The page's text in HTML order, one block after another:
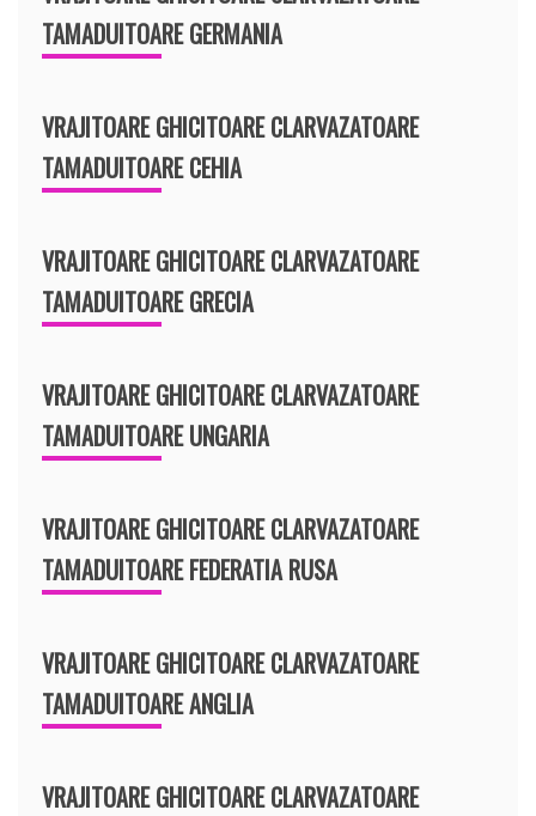
TAMADUITOARE GERMANIA
VRAJITOARE GHICITOARE CLARVAZATOARE
TAMADUITOARE CEHIA
VRAJITOARE GHICITOARE CLARVAZATOARE
TAMADUITOARE GRECIA
VRAJITOARE GHICITOARE CLARVAZATOARE
TAMADUITOARE UNGARIA
VRAJITOARE GHICITOARE CLARVAZATOARE
TAMADUITOARE FEDERATIA RUSA
VRAJITOARE GHICITOARE CLARVAZATOARE
TAMADUITOARE ANGLIA
VRAJITOARE GHICITOARE CLARVAZATOARE